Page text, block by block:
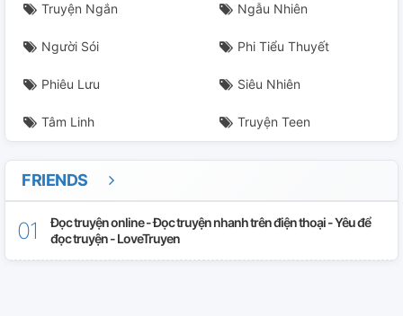
Truyện Ngắn Ngẫu Nhiên
Người Sói Phi Tiểu Thuyết
Phiêu Lưu Siêu Nhiên
Tâm Linh Truyện Teen
FRIENDS
Đọc truyện online - Đọc truyện nhanh trên điện thoại - Yêu để
đọc truyện - LoveTruyen